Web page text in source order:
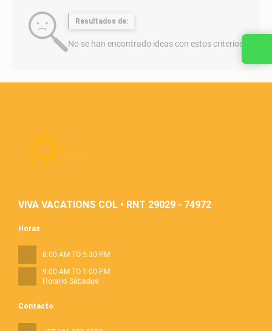
Resultados de:
No se han encontrado ideas con estos criterios
VIVA VACATIONS COL • RNT 29029 - 74972
Contacto
Horas
8:00 AM TO 5:30 PM
9:00 AM TO 1:00 PM
Horario Sábados